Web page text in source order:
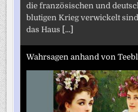
die französischen und
blutigen Krieg verwickelt
das Haus
[...]
Wahrsagen anhand von